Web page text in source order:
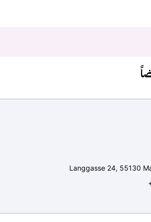
Langgasse 24, 55130